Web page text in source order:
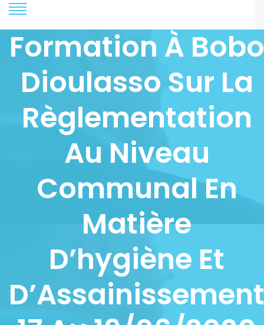
Formation À Bobo
Dioulasso Sur La
Règlementation
Au Niveau
Communal En
Matière
D’hygiène Et
D’Assainissement